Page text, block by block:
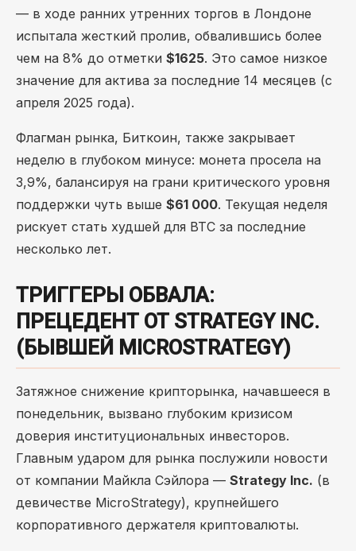
— в ходе ранних утренних торгов в Лондоне
испытала жесткий пролив, обвалившись более
чем на 8% до отметки $1625. Это самое низкое
значение для актива за последние 14 месяцев (с
апреля 2025 года).
Флагман рынка, Биткоин, также закрывает
неделю в глубоком минусе: монета просела на
3,9%, балансируя на грани критического уровня
поддержки чуть выше $61 000. Текущая неделя
рискует стать худшей для BTC за последние
несколько лет.
ТРИГГЕРЫ ОБВАЛА:
ПРЕЦЕДЕНТ ОТ STRATEGY INC.
(БЫВШЕЙ MICROSTRATEGY)
Затяжное снижение крипторынка, начавшееся в
понедельник, вызвано глубоким кризисом
доверия институциональных инвесторов.
Главным ударом для рынка послужили новости
от компании Майкла Сэйлора — Strategy Inc. (в
девичестве MicroStrategy), крупнейшего
корпоративного держателя криптовалюты.